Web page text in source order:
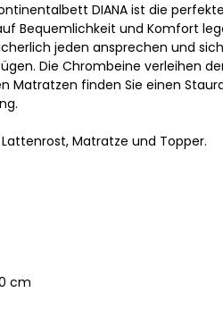
DIANA ist die
Bequemlichkeit und Komfort
jeden ansprechen und
Die Chrombeine verleihen
Matratzen finden Sie einen
Matratze und Topper.
cm